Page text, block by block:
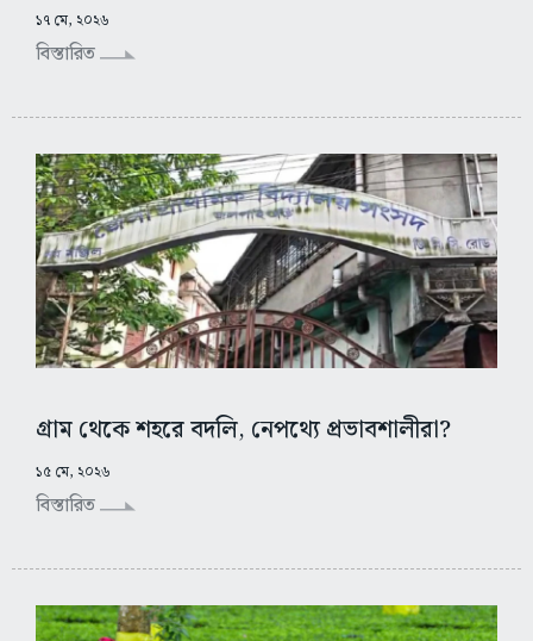
১৭ মে, ২০২৬
বিস্তারিত
গ্রাম থেকে শহরে বদলি, নেপথ্যে প্রভাবশালীরা?
১৫ মে, ২০২৬
বিস্তারিত